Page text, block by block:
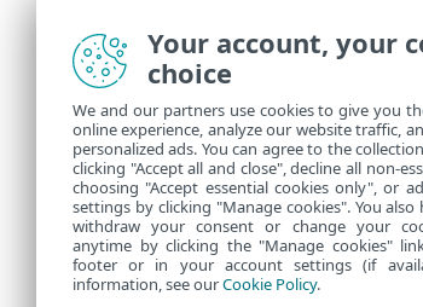
Your account, your
choice
We and our partners use cookies to give you
online experience, analyze our website traffic,
personalized ads. You can agree to the
clicking "Accept all and close", decline all non-
choosing "Accept essential cookies only", or
settings by clicking "Manage cookies". You
withdraw your consent or change your
anytime by clicking the "Manage cookies"
footer or in your account settings (if
information, see ourCookie Policy.